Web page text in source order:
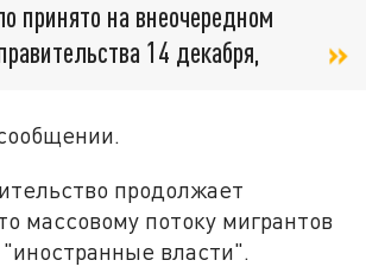
принято на внеочередном
14 декабря,
продолжает
массовому потоку мигрантов
власти".